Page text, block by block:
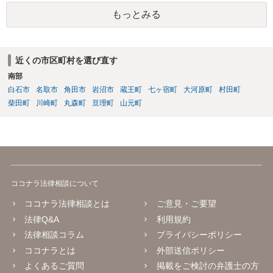
もっとみる
近くの市区町村を選び直す
南部
白石市
名取市 角田市 岩沼市 蔵王町 七ヶ宿町 大河原町
村田町
柴田町
川崎町 丸森町 亘理町 山元町
ココナラ法律相談について
ココナラ法律相談とは
法律Q&A
法律相談コラム
ココナラとは
よくあるご質問
ご意見・ご要望
利用規約
プライバシーポリシー
外部送信ポリシー
掲載をご検討の弁護士の方